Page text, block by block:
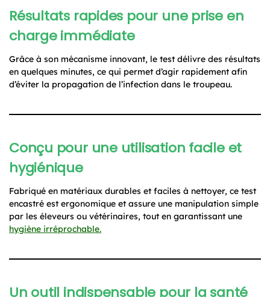
Résultats rapides pour une prise en
charge immédiate
Grâce à son mécanisme innovant, le test délivre des résultats
en quelques minutes, ce qui permet d’agir rapidement afin
d’éviter la propagation de l’infection dans le troupeau.
Conçu pour une utilisation facile et
hygiénique
Fabriqué en matériaux durables et faciles à nettoyer, ce test
encastré est ergonomique et assure une manipulation simple
par les éleveurs ou vétérinaires, tout en garantissant une
hygiène irréprochable.
Un outil indispensable pour la santé